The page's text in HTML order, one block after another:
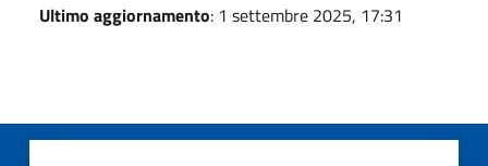
Ultimo aggiornamento: 1 settembre 2025, 17:31